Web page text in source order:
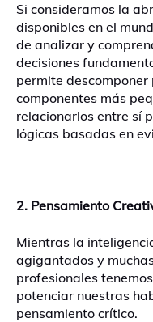
Si consideramos la
disponibles en el
de analizar y
decisiones
permite
componentes más
relacionarlos entre sí
lógicas basadas en
2. Pensamiento
Mientras la
agigantados y
profesionales
potenciar nuestras
pensamiento crítico.